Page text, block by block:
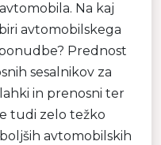
Na kaj
avtomobilskega
Prednost
sesalnikov za
in prenosni ter
tudi zelo težko
avtomobilskih